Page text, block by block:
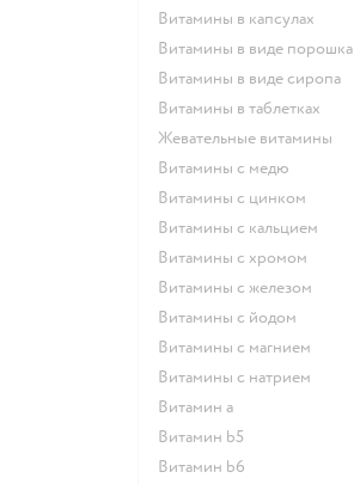
Витамины в капсулах
Витамины в виде порошка
Витамины в виде сиропа
Витамины в таблетках
Жевательные витамины
Витамины с медю
Витамины с цинком
Витамины с кальцием
Витамины с хромом
Витамины с железом
Витамины с йодом
Витамины с магнием
Витамины с натрием
Витамин a
Витамин b5
Витамин b6